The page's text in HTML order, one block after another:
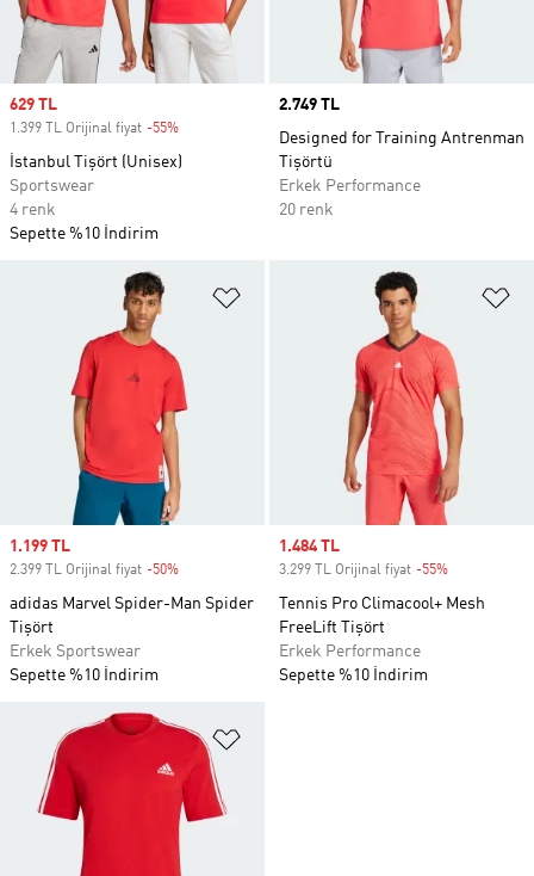
Sale price
629 TL
1.399 TL Orijinal fiyat -55%
İstanbul Tişört (Unisex)
Sportswear
4 renk
Sepette %10 İndirim
Price
2.749 TL
Designed for Training Antrenman
Tişörtü
Erkek Performance
20 renk
Favori Listesine Ekle
Sale price
1.199 TL
2.399 TL Orijinal fiyat -50%
adidas Marvel Spider-Man Spider
Tişört
Erkek Sportswear
Sepette %10 İndirim
Sale price
1.484 TL
3.299 TL Orijinal fiyat -55%
Tennis Pro Climacool+ Mesh
FreeLift Tişört
Erkek Performance
Sepette %10 İndirim